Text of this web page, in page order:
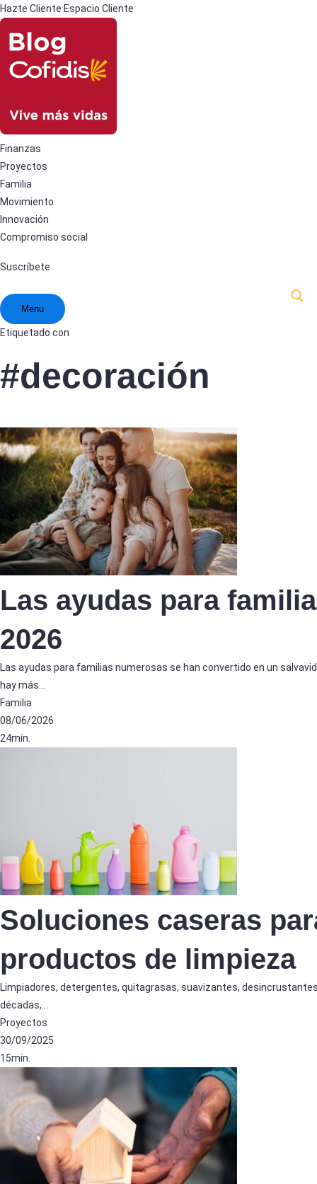
Hazte Cliente Espacio Cliente
Finanzas
Proyectos
Familia
Movimiento
Innovación
Compromiso social
Suscríbete
Menu
Etiquetado con
#decoración
Las ayudas para
2026
Las ayudas para familias numerosas se han convertido en un
hay más…
Familia
08/06/2026
24min.
Soluciones caseras
productos de limpieza
Limpiadores, detergentes, quitagrasas, suavizantes,
décadas,…
Proyectos
30/09/2025
15min.